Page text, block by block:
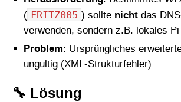
( FRITZ005 ) sollte nicht das
verwenden, sondern z.B. lokales
Problem: Ursprüngliches
ungültig (XML-Strukturfehler)
🔧 Lösung